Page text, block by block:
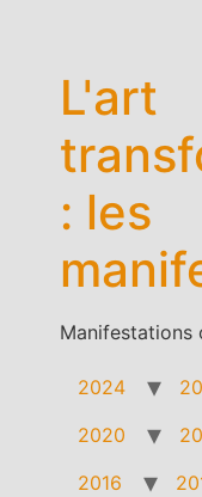
L'art
: les
Manifestations
2024
2020
2016